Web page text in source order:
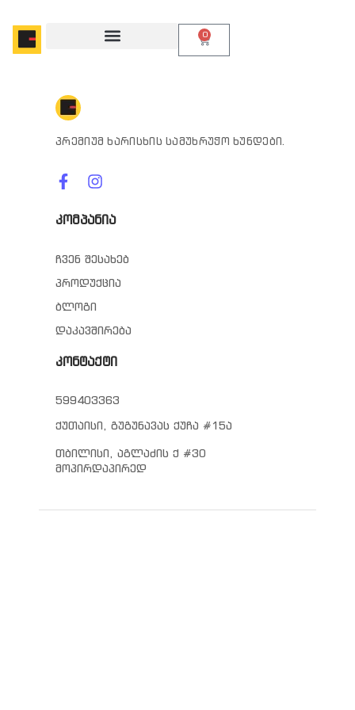
0
პრემიუმ ხარისხის სამუხრუჭო ხუნდები.
კომპანია
ჩვენ შესახებ
პროდუქცია
ბლოგი
დაკავშირება
კონტაქტი
599403363
ქუთაისი, გუგუნავას ქუჩა #15ა
თბილისი, აგლაძის ქ #30
მოპირდაპირედ